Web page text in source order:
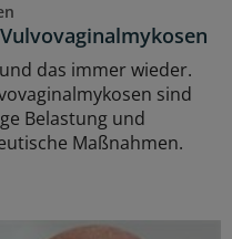
das immer wieder.
sind
Belastung und
Maßnahmen.